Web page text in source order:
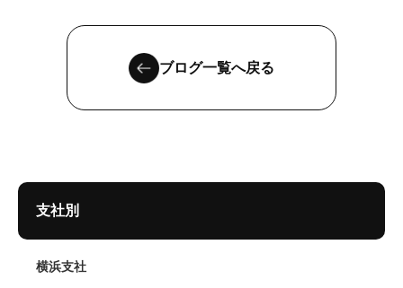
ブログ一覧へ戻る
支社別
横浜支社